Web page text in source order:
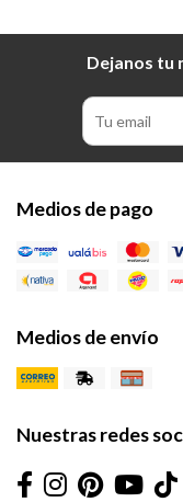
Dejanos tu
Medios de pago
Medios de envío
Nuestras redes